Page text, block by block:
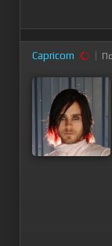
Capricorn